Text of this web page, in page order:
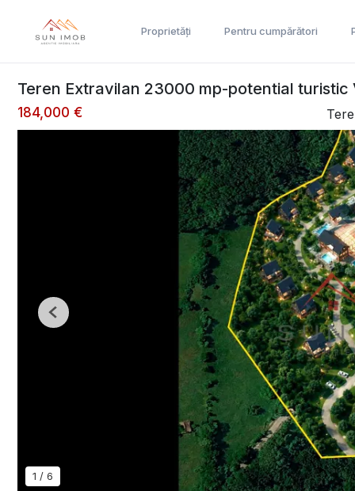
Proprietăți Pentru cumpărători
Teren Extravilan 23000 mp-potential turistic
184,000 €
1 / 6
Previous